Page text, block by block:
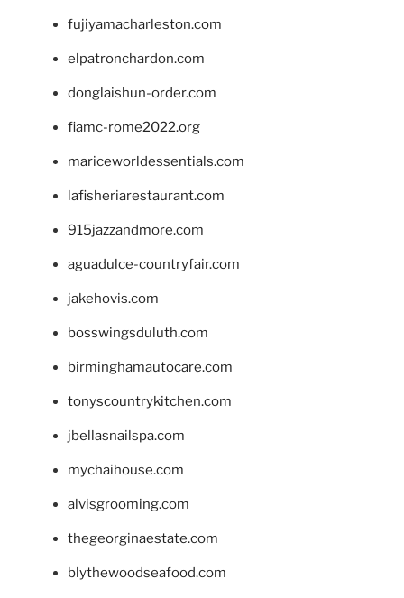
fujiyamacharleston.com
elpatronchardon.com
donglaishun-order.com
fiamc-rome2022.org
mariceworldessentials.com
lafisheriarestaurant.com
915jazzandmore.com
aguadulce-countryfair.com
jakehovis.com
bosswingsduluth.com
birminghamautocare.com
tonyscountrykitchen.com
jbellasnailspa.com
mychaihouse.com
alvisgrooming.com
thegeorginaestate.com
blythewoodseafood.com